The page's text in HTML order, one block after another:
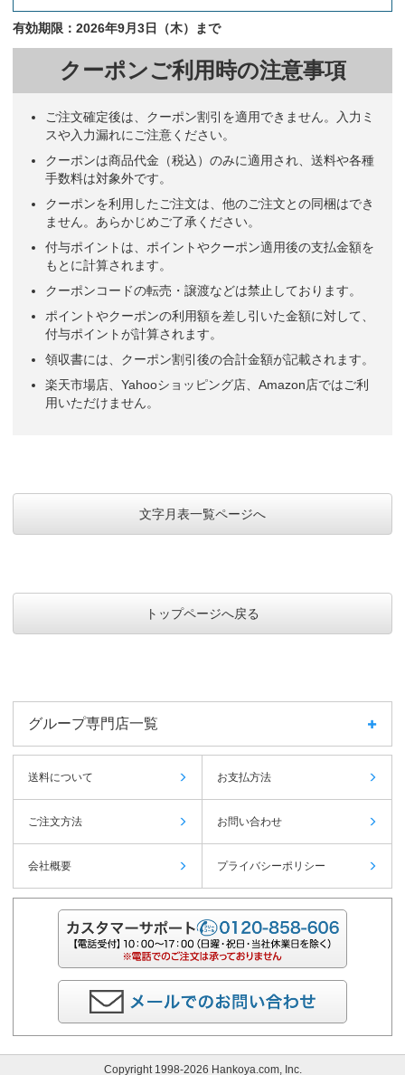
有効期限：2026年9月3日（木）まで
クーポンご利用時の注意事項
ご注文確定後は、クーポン割引を適用できません。入力ミ
スや入力漏れにご注意ください。
クーポンは商品代金（税込）のみに適用され、送料や各種
手数料は対象外です。
クーポンを利用したご注文は、他のご注文との同梱はでき
ません。あらかじめご了承ください。
付与ポイントは、ポイントやクーポン適用後の支払金額を
もとに計算されます。
クーポンコードの転売・譲渡などは禁止しております。
ポイントやクーポンの利用額を差し引いた金額に対して、
付与ポイントが計算されます。
領収書には、クーポン割引後の合計金額が記載されます。
楽天市場店、Yahooショッピング店、Amazon店ではご利
用いただけません。
文字月表一覧ページへ
トップページへ戻る
グループ専門店一覧
送料について お支払方法
ご注文方法 お問い合わせ
会社概要 プライバシーポリシー
Copyright 1998-2026 Hankoya.com, Inc.